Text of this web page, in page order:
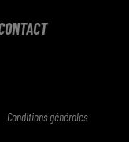
Conditions générales